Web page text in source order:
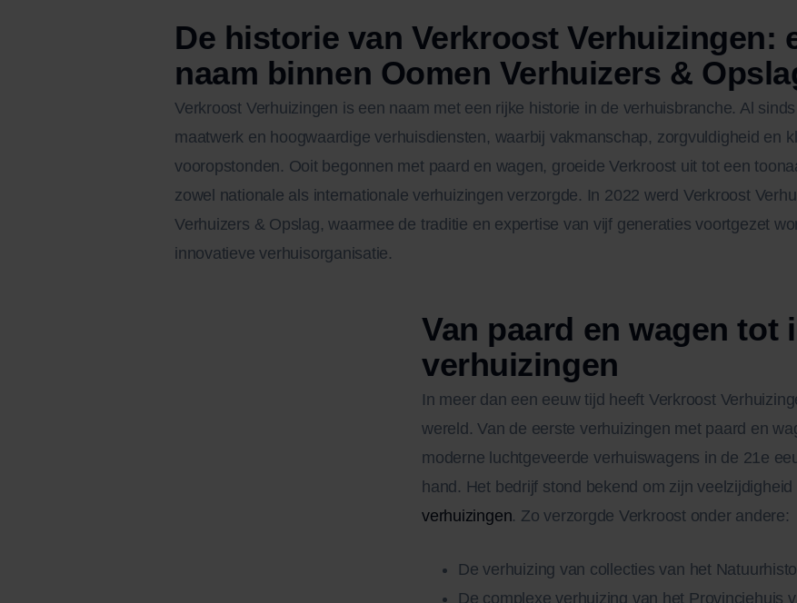
De historie van Verkroost Verhuizingen:
naam binnen Oomen Verhuizers &
Verkroost Verhuizingen is een naam met een rijke historie in de verhuisbranche. Al
maatwerk en hoogwaardige verhuisdiensten, waarbij vakmanschap, zorgvuldigheid en
vooropstonden. Ooit begonnen met paard en wagen, groeide Verkroost uit tot een
zowel nationale als internationale verhuizingen verzorgde. In 2022 werd Verkroost
Verhuizers & Opslag, waarmee de traditie en expertise van vijf generaties voortgezet
innovatieve verhuisorganisatie.
Van paard en wagen tot
verhuizingen
In meer dan een eeuw tijd heeft Verkroost
wereld. Van de eerste verhuizingen met paard en
moderne luchtgeveerde verhuiswagens in de 21e
hand. Het bedrijf stond bekend om zijn
verhuizingen. Zo verzorgde Verkroost onder andere:
De verhuizing van collecties van het
De complexe verhuizing van het Provinciehuis